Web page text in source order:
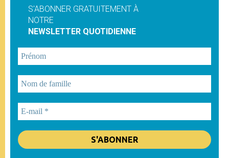
S'ABONNER GRATUITEMENT À
NOTRE
NEWSLETTER QUOTIDIENNE